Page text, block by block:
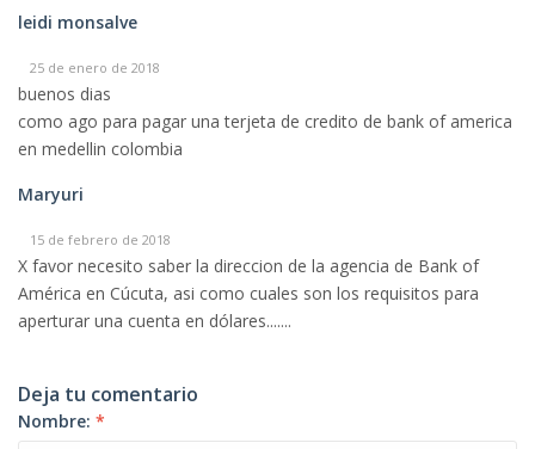
leidi monsalve
25 de enero de 2018
buenos dias
como ago para pagar una terjeta de credito de bank of america
en medellin colombia
Maryuri
15 de febrero de 2018
X favor necesito saber la direccion de la agencia de Bank of
América en Cúcuta, asi como cuales son los requisitos para
aperturar una cuenta en dólares.......
Deja tu comentario
Nombre: *